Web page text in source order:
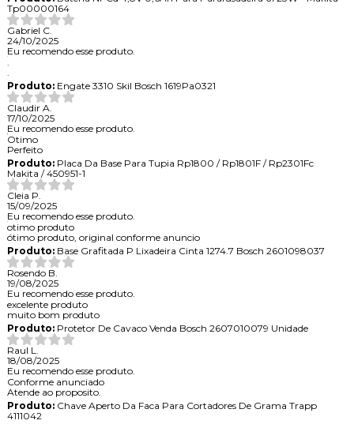
Tp00000164
Gabriel C.
24/10/2025
Eu recomendo esse produto.
.
.
Produto:Engate 3310 Skil Bosch 1619Pa0321
Claudir A.
17/10/2025
Eu recomendo esse produto.
Otimo
Perfeito
Produto:Placa Da Base Para Tupia Rp1800 / Rp1801F / Rp2301Fc
Makita / 450951-1
Cleia P.
15/09/2025
Eu recomendo esse produto.
otimo produto
ótimo produto, original conforme anuncio
Produto:Base Grafitada P Lixadeira Cinta 1274.7 Bosch 2601098037
Rosendo B.
19/08/2025
Eu recomendo esse produto.
excelente produto
muito bom produto
Produto:Protetor De Cavaco Venda Bosch 2607010079 Unidade
Raul L.
18/08/2025
Eu recomendo esse produto.
Conforme anunciado
Atende ao proposito.
Produto:Chave Aperto Da Faca Para Cortadores De Grama Trapp
4111042